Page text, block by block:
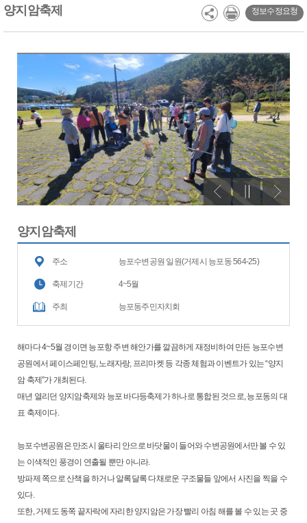
양지암축제 정보수정요청
양지암축제
주소 능포수변공원 일원(거제시 능포동 564-25)
축제기간 4~5월
주최 능포동주민자치회
해마다 4~5월 경이면 능포항 주변 해안가를 깔끔하게 재정비하여 만든 능포수변
공원에서 페이스페인팅, 노래자랑, 프리마켓 등 각종 체험과 이벤트가 있는 “양지
암 축제”가 개최된다.
매년 열리던 양지암축제와 능포 바다등축제가 하나로 통합된 것으로, 능포동의 대
표 축제이다.
능포수변공원은 만조시 울타리 안으로 바닷물이 들어와 수변공원에서만 볼 수 있
는 이색적인 풍경이 연출될 뿐만 아니라.
방파제 쪽으로 산책을 하거나 알록달록 다채로운 구조물들 앞에서 사진을 찍을 수
있다.
또한, 거제도 동쪽 끝자락에 자리한 양지암은 가장 빨리 아침 해를 볼 수 있는 곳 중